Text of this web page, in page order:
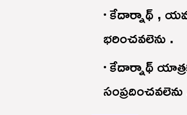
కేదార్నాథ్ ,
భరించవలెను .
కేదార్నాథ్